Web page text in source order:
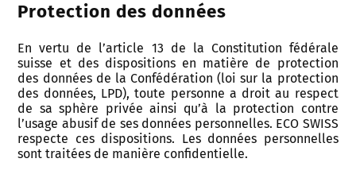
Protection des données
En vertu de l’article 13 de la Constitution fédérale
suisse et des dispositions en matière de protection
des données de la Confédération (loi sur la protection
des données, LPD), toute personne a droit au respect
de sa sphère privée ainsi qu’à la protection contre
l’usage abusif de ses données personnelles. ECO SWISS
respecte ces dispositions. Les données personnelles
sont traitées de manière confidentielle.